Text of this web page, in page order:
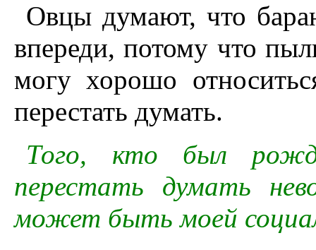
Овцы думают, что
впереди, потому что
могу хорошо
перестать думать.
Того, кто был
перестать думать
может быть моей